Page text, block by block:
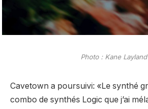
Photo : Kane Layland
Cavetown a poursuivi: «Le synthé
combo de synthés Logic que j’ai